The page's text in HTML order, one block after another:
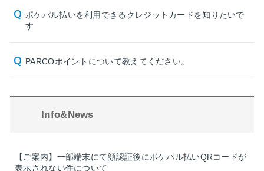
ポケパル払いを利用できるクレジットカードを知りたいで
す
PARCOポイントについて教えてください。
Info&News
【ご案内】一部端末にて顔認証後にポケパル払いQRコードが
表示されない件について